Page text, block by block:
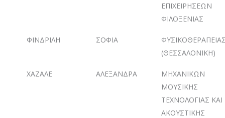
ΕΠΙΧΕΙΡΗΣΕΩΝ
ΦΙΛΟΞΕΝΙΑΣ
ΦΙΝΔΡΙΛΗ ΣΟΦΙΑ
(ΘΕΣΣΑΛΟΝΙΚΗ)
ΧΑΖΑΛΕ ΑΛΕΞΑΝΔΡΑ
ΜΗΧΑΝΙΚΩΝ
ΜΟΥΣΙΚΗΣ
ΤΕΧΝΟΛΟΓΙΑΣ ΚΑΙ
ΑΚΟΥΣΤΙΚΗΣ